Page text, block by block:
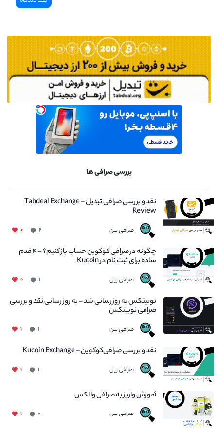
بررسی صرافی ها
نقد و بررسی صرافی تبدیل – Tabdeal Exchange
Review
صرافی بین ۲ ۰
چگونه در صرافی کوکوین حساب باز کنیم؟ - ۴ قدم
ساده برای ثبت نام در Kucoin
صرافی بین ۱ ۰
نوبیتکس به روزرسانی شد – به روز رسانی نقد و بررسی
صرافی نوبیتکس
صرافی بین ۱ ۱
نقد و بررسی صرافی‌کوکوین – Kucoin Exchange
صرافی بین ۱ ۱
آموزش واریز به صرافی والکس
صرافی بین ۰ ۱